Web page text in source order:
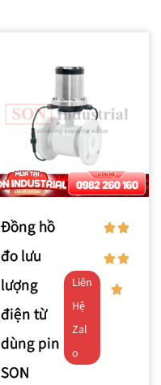
Đồng hồ
đo lưu
lượng
điện từ
dùng pin
SON
Liên
Hệ
Zal
o